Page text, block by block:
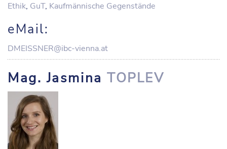
Ethik, GuT, Kaufmännische Gegenstände
eMail:
DMEISSNER@ibc-vienna.at
Mag. JasminaTOPLEV